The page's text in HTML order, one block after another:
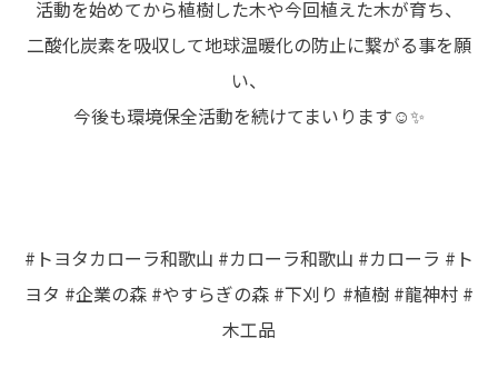
活動を始めてから植樹した木や今回植えた木が育ち、
二酸化炭素を吸収して地球温暖化の防止に繋がる事を願
い、
今後も環境保全活動を続けてまいります☺️✨
#トヨタカローラ和歌山 #カローラ和歌山 #カローラ #ト
ヨタ #企業の森 #やすらぎの森 #下刈り #植樹 #龍神村 #
木工品